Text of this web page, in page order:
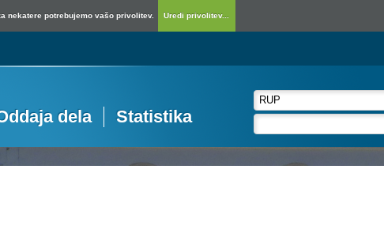
nekatere potrebujemo vašo privolitev. Uredi privolitev...
dela Statistika